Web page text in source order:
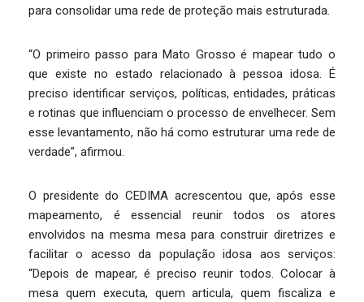
para consolidar uma rede de proteção mais estruturada.
“O primeiro passo para Mato Grosso é mapear tudo o
que existe no estado relacionado à pessoa idosa. É
preciso identificar serviços, políticas, entidades, práticas
e rotinas que influenciam o processo de envelhecer. Sem
esse levantamento, não há como estruturar uma rede de
verdade”, afirmou.
O presidente do CEDIMA acrescentou que, após esse
mapeamento, é essencial reunir todos os atores
envolvidos na mesma mesa para construir diretrizes e
facilitar o acesso da população idosa aos serviços:
“Depois de mapear, é preciso reunir todos. Colocar à
mesa quem executa, quem articula, quem fiscaliza e